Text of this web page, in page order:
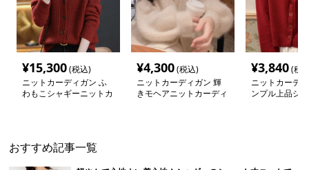
¥15,300(税込)
ニットカーディガン ふ
わもこシャギーニットカ
¥4,300(税込)
ニットカーディガン 輝
きモヘアニットカーディ
¥3,840(税
ニットカーデ
ンプル上品シ
おすすめ記事一覧